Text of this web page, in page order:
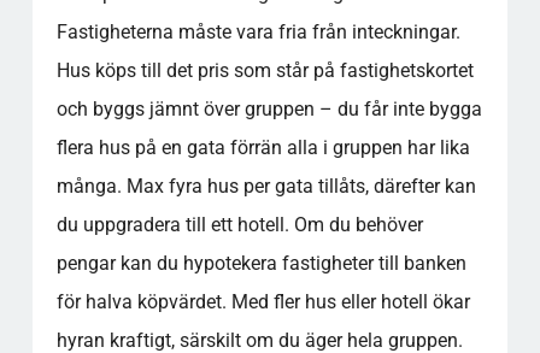
Fastigheterna måste vara fria från inteckningar.
Hus köps till det pris som står på fastighetskortet
och byggs jämnt över gruppen – du får inte bygga
flera hus på en gata förrän alla i gruppen har lika
många. Max fyra hus per gata tillåts, därefter kan
du uppgradera till ett hotell. Om du behöver
pengar kan du hypotekera fastigheter till banken
för halva köpvärdet. Med fler hus eller hotell ökar
hyran kraftigt, särskilt om du äger hela gruppen.